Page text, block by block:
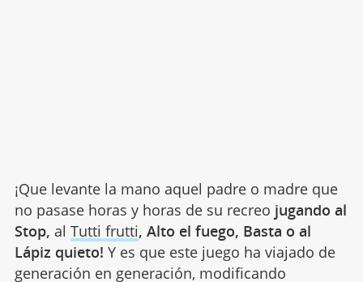
¡Que levante la mano aquel padre o madre que
no pasase horas y horas de su recreo jugando al
Stop, al Tutti frutti, Alto el fuego, Basta o al
Lápiz quieto! Y es que este juego ha viajado de
generación en generación, modificando